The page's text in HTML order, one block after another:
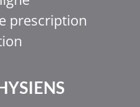
prescription